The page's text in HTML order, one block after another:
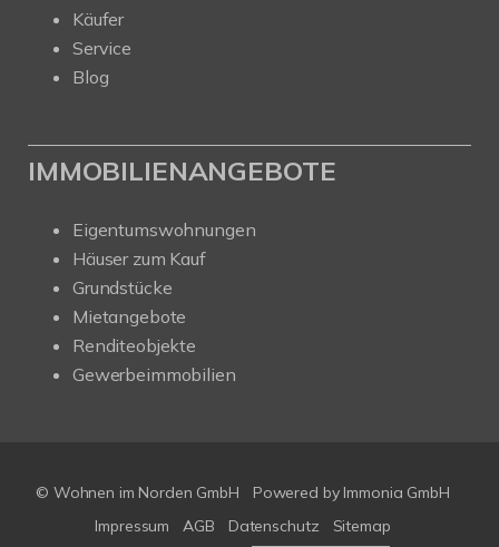
Käufer
Service
Blog
IMMOBILIENANGEBOTE
Eigentumswohnungen
Häuser zum Kauf
Grundstücke
Mietangebote
Renditeobjekte
Gewerbeimmobilien
© Wohnen im Norden GmbH Powered by Immonia GmbH
Impressum
AGB Datenschutz
Sitemap